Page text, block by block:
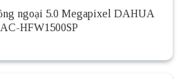
ngoại 5.0 Megapixel DAHUA
HFW1500SP